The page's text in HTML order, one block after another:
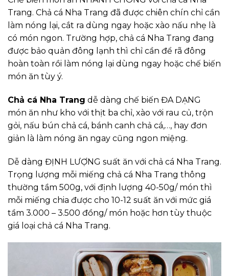
Trang. Chả cá Nha Trang đã được chiên chín chỉ cần
làm nóng lại, cắt ra dùng ngay hoặc xào nấu nhẹ là
có món ngon. Trường hợp, chả cá Nha Trang đang
được bảo quản đông lạnh thì chỉ cần để rã đông
hoàn toàn rồi làm nóng lại dùng ngay hoặc chế biến
món ăn tùy ý.
Chả cá Nha Trang dễ dàng chế biến ĐA DẠNG
món ăn như kho với thịt ba chỉ, xào với rau củ, trộn
gỏi, nấu bún chả cá, bánh canh chả cá,…, hay đơn
giản là làm nóng ăn ngay cũng ngon miệng.
Dễ dàng ĐỊNH LƯỢNG suất ăn với chả cá Nha Trang.
Trọng lượng mỗi miếng chả cá Nha Trang thông
thường tầm 500g, với định lượng 40-50g/ món thì
mỗi miếng chia được cho 10-12 suất ăn với mức giá
tầm 3.000 – 3.500 đồng/ món hoặc hơn tùy thuộc
giá loại chả cá Nha Trang.